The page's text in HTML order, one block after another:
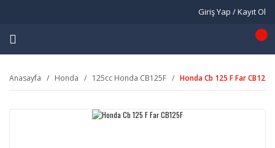
Giriş Yap / Kayıt Ol
Anasayfa Honda 125cc Honda CB125F Honda Cb 125 F Far CB125F